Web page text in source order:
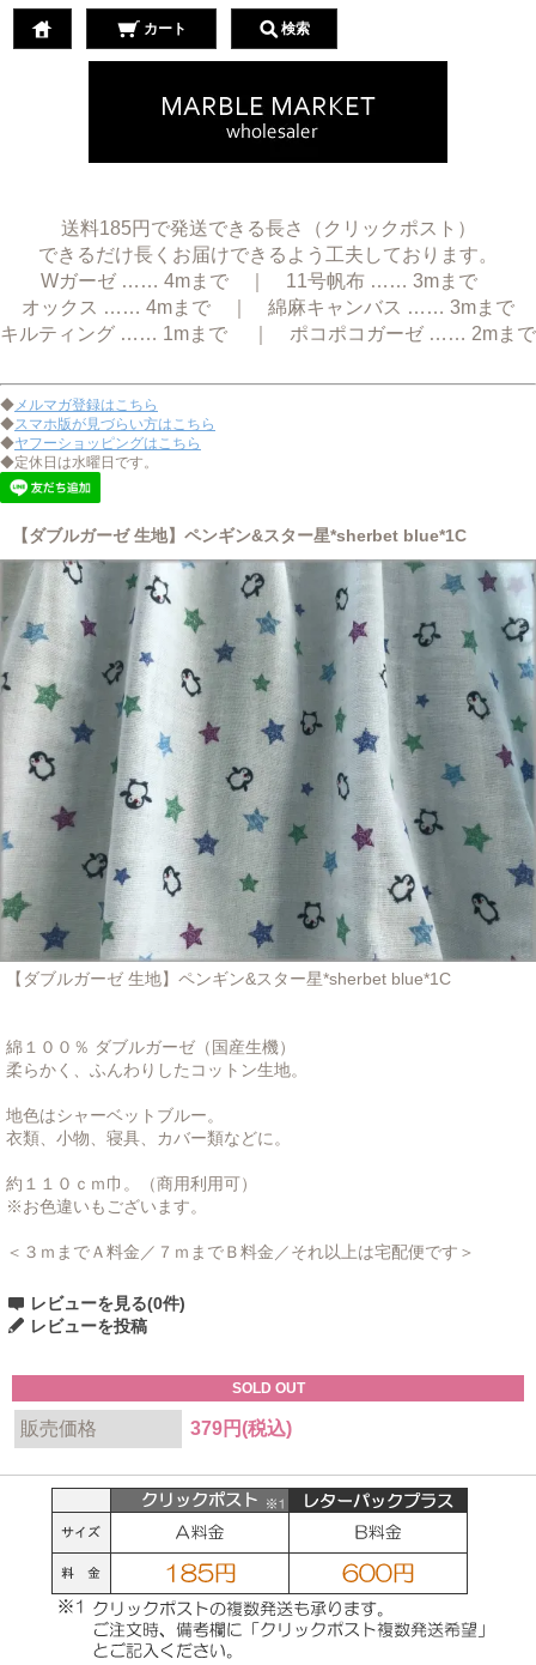
カート 検索
送料185円で発送できる長さ（クリックポスト）
できるだけ長くお届けできるよう工夫しております。
Wガーゼ …… 4mまで ｜ 11号帆布 …… 3mまで
オックス …… 4mまで ｜ 綿麻キャンバス …… 3mまで
キルティング …… 1mまで ｜ ポコポコガーゼ …… 2mまで
◆メルマガ登録はこちら
◆スマホ版が見づらい方はこちら
◆ヤフーショッピングはこちら
◆定休日は水曜日です。
【ダブルガーゼ 生地】ペンギン&スター星*sherbet blue*1C
【ダブルガーゼ 生地】ペンギン&スター星*sherbet blue*1C
綿１００％ ダブルガーゼ（国産生機）
柔らかく、ふんわりしたコットン生地。
地色はシャーベットブルー。
衣類、小物、寝具、カバー類などに。
約１１０ｃｍ巾。（商用利用可）
※お色違いもございます。
＜３ｍまでＡ料金／７ｍまでＢ料金／それ以上は宅配便です＞
レビューを見る(0件)
レビューを投稿
SOLD OUT
販売価格 379円(税込)